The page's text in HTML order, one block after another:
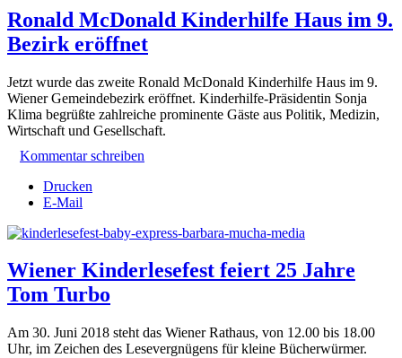
Ronald McDonald Kinderhilfe Haus im 9.
Bezirk eröffnet
Jetzt wurde das zweite Ronald McDonald Kinderhilfe Haus im 9.
Wiener Gemeindebezirk eröffnet. Kinderhilfe-Präsidentin Sonja
Klima begrüßte zahlreiche prominente Gäste aus Politik, Medizin,
Wirtschaft und Gesellschaft.
Kommentar schreiben
Drucken
E-Mail
Wiener Kinderlesefest feiert 25 Jahre
Tom Turbo
Am 30. Juni 2018 steht das Wiener Rathaus, von 12.00 bis 18.00
Uhr, im Zeichen des Lesevergnügens für kleine Bücherwürmer.